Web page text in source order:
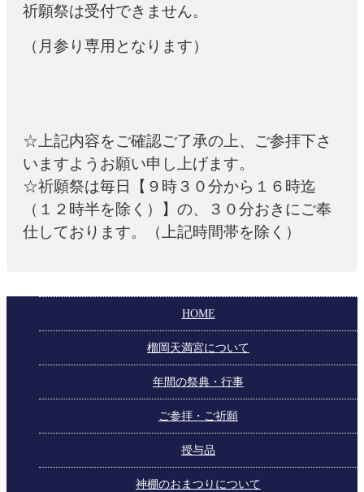
祈願祭は受付できません。
（月参り専用となります）
☆上記内容をご確認ご了承の上、ご参拝下さ
いますようお願い申し上げます。
☆祈願祭は毎日【９時３０分から１６時迄
（１２時半を除く）】の、３０分おきにご奉
仕しております。（上記時間帯を除く）
HOME
榴岡天満宮について
年間の祭典・行事
ご参拝・ご祈願
授与品
神棚のおまつりについて